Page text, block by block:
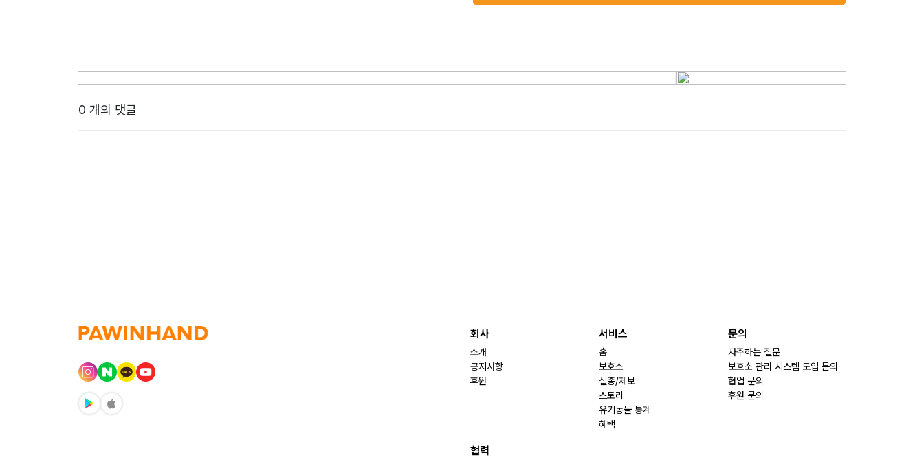
0 개의 댓글
회사
소개
공지사항
후원
서비스
홈
보호소
실종/제보
스토리
유기동물 통계
혜택
문의
자주하는 질문
보호소 관리 시스템 도입 문의
협업 문의
후원 문의
협력